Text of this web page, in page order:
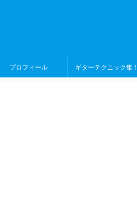
プロフィール ギターテクニック集